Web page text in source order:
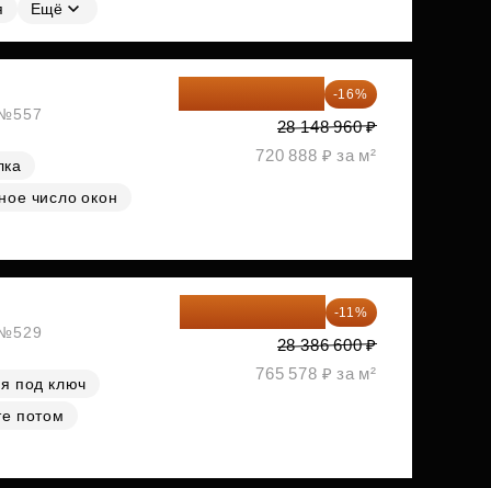
Ещё
число окон
-16%
28 148 960 ₽
720 888 ₽ за м²
под ключ
потом
-11%
28 386 600 ₽
765 578 ₽ за м²